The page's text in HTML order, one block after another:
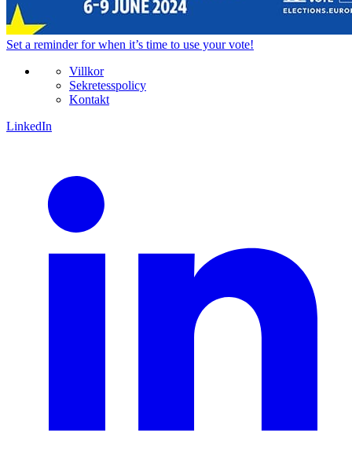
Set a reminderfor when it’s time to use your vote!
Villkor
Sekretesspolicy
Kontakt
LinkedIn